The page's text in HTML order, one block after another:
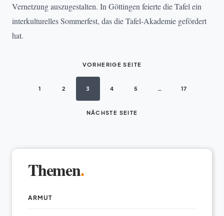
Vernetzung auszugestalten. In Göttingen feierte die Tafel ein
interkulturelles Sommerfest, das die Tafel-Akademie gefördert
hat.
VORHERIGE SEITE
1 2 3 4 5 … 17
NÄCHSTE SEITE
Themen.
ARMUT